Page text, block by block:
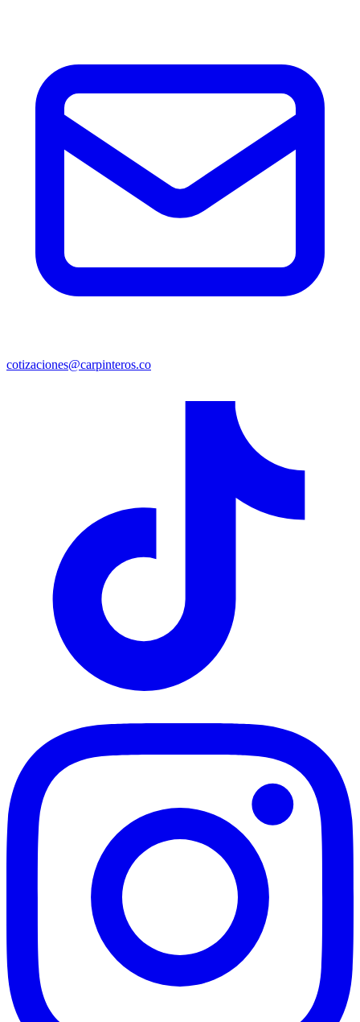
cotizaciones@carpinteros.co